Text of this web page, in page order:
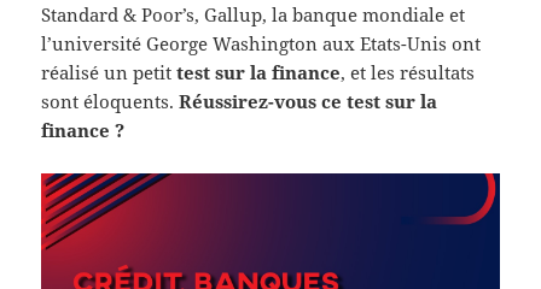
Standard & Poor’s, Gallup, la banque mondiale et
l’université George Washington aux Etats-Unis ont
réalisé un petittest sur la finance, et les résultats
sont éloquents.Réussirez-vous ce test sur la
finance ?